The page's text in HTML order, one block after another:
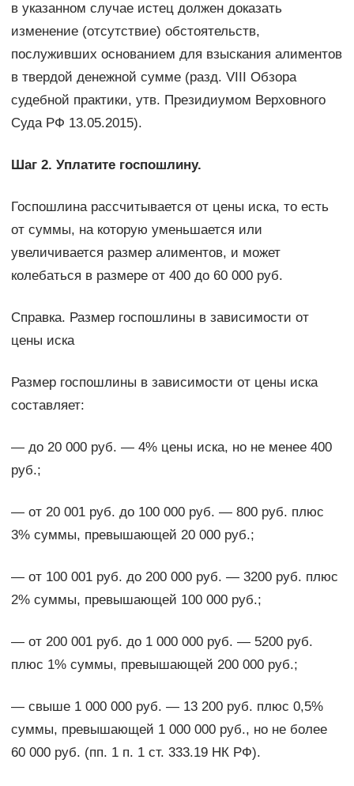
в указанном случае истец должен доказать
изменение (отсутствие) обстоятельств,
послуживших основанием для взыскания алиментов
в твердой денежной сумме (разд. VIII Обзора
судебной практики, утв. Президиумом Верховного
Суда РФ 13.05.2015).
Шаг 2. Уплатите госпошлину.
Госпошлина рассчитывается от цены иска, то есть
от суммы, на которую уменьшается или
увеличивается размер алиментов, и может
колебаться в размере от 400 до 60 000 руб.
Справка. Размер госпошлины в зависимости от
цены иска
Размер госпошлины в зависимости от цены иска
составляет:
— до 20 000 руб. — 4% цены иска, но не менее 400
руб.;
— от 20 001 руб. до 100 000 руб. — 800 руб. плюс
3% суммы, превышающей 20 000 руб.;
— от 100 001 руб. до 200 000 руб. — 3200 руб. плюс
2% суммы, превышающей 100 000 руб.;
— от 200 001 руб. до 1 000 000 руб. — 5200 руб.
плюс 1% суммы, превышающей 200 000 руб.;
— свыше 1 000 000 руб. — 13 200 руб. плюс 0,5%
суммы, превышающей 1 000 000 руб., но не более
60 000 руб. (пп. 1 п. 1 ст. 333.19 НК РФ).